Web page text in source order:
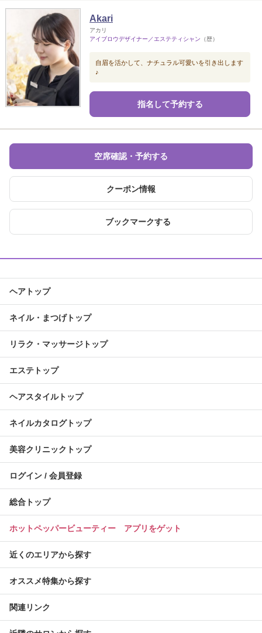
Akari
アカリ
アイブロウデザイナー／エステティシャン （歴）
自眉を活かして、ナチュラル可愛いを引き出します
♪
指名して予約する
空席確認・予約する
クーポン情報
ブックマークする
ヘアトップ
ネイル・まつげトップ
リラク・マッサージトップ
エステトップ
ヘアスタイルトップ
ネイルカタログトップ
美容クリニックトップ
ログイン / 会員登録
総合トップ
ホットペッパービューティー アプリをゲット
近くのエリアから探す
オススメ特集から探す
関連リンク